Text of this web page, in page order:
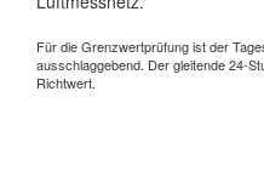
Für die Grenzwertprüfung ist der
ausschlaggebend. Der gleitende 24-
Richtwert.